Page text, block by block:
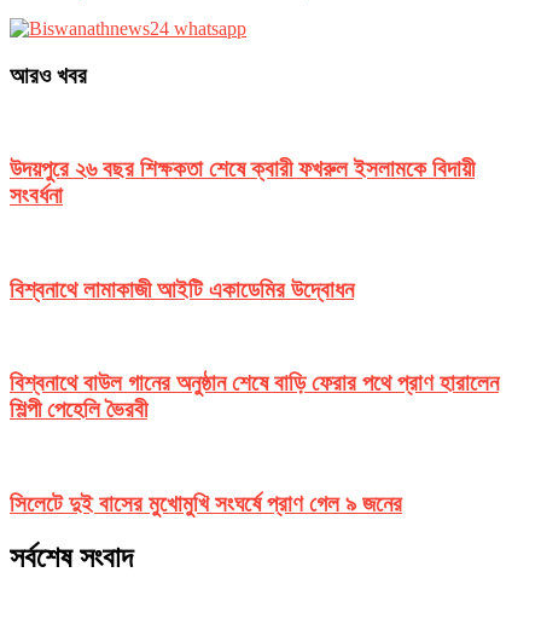
আরও খবর
উদয়পুরে ২৬ বছর শিক্ষকতা শেষে ক্বারী ফখরুল ইসলামকে বিদায়ী
সংবর্ধনা
বিশ্বনাথে লামাকাজী আইটি একাডেমির উদ্বোধন
বিশ্বনাথে বাউল গানের অনুষ্ঠান শেষে বাড়ি ফেরার পথে প্রাণ হারালেন
শিল্পী পেহেলি ভৈরবী
সিলেটে দুই বাসের মুখোমুখি সংঘর্ষে প্রাণ গেল ৯ জনের
সর্বশেষ সংবাদ